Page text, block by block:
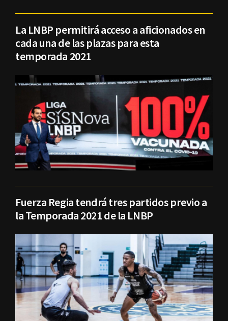
La LNBP permitirá acceso a aficionados en
cada una de las plazas para esta
temporada 2021
Fuerza Regia tendrá tres partidos previo a
la Temporada 2021 de la LNBP